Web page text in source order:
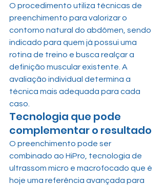
O procedimento utiliza técnicas de
preenchimento para valorizar o
contorno natural do abdômen, sendo
indicado para quem já possui uma
rotina de treino e busca realçar a
definição muscular existente. A
avaliação individual determina a
técnica mais adequada para cada
caso.
Tecnologia que pode
complementar o resultado
O preenchimento pode ser
combinado ao HiPro, tecnologia de
ultrassom micro e macrofocado que é
hoje uma referência avançada para